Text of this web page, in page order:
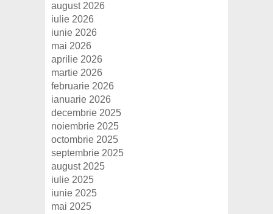
august 2026
iulie 2026
iunie 2026
mai 2026
aprilie 2026
martie 2026
februarie 2026
ianuarie 2026
decembrie 2025
noiembrie 2025
octombrie 2025
septembrie 2025
august 2025
iulie 2025
iunie 2025
mai 2025